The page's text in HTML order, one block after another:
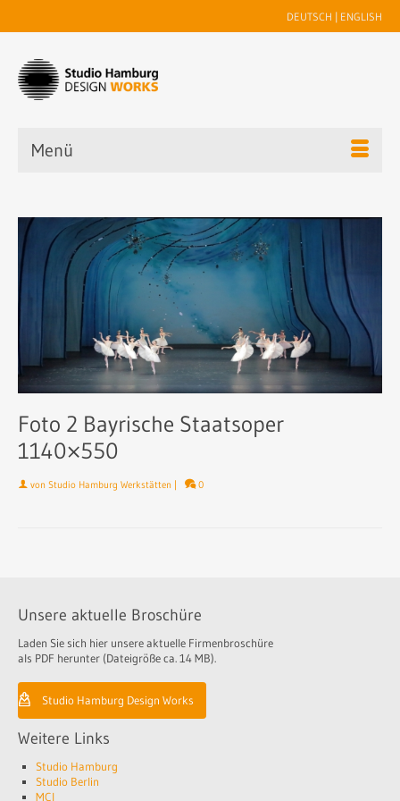
DEUTSCH | ENGLISH
Menü
Foto 2 Bayrische Staatsoper
1140×550
von Studio Hamburg Werkstätten | 0
Unsere aktuelle Broschüre
Laden Sie sich hier unsere aktuelle Firmenbroschüre
als PDF herunter (Dateigröße ca. 14 MB).
Studio Hamburg Design Works
Weitere Links
Studio Hamburg
Studio Berlin
MCI